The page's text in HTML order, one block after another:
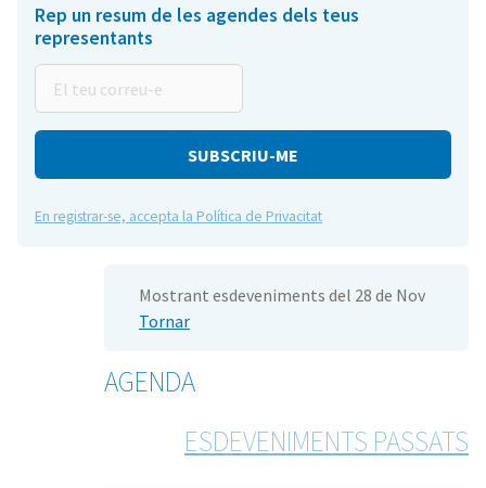
Rep un resum de les agendes dels teus
representants
teu
correu-
En registrar-se, accepta la Política de Privacitat
Mostrant esdeveniments del 28 de Nov
Tornar
AGENDA
ESDEVENIMENTS PASSATS